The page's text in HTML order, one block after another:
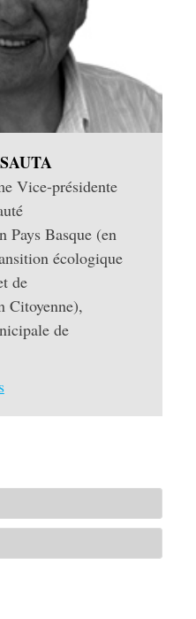
Vice-présidente
Pays Basque (en
écologique
de
Citoyenne),
de